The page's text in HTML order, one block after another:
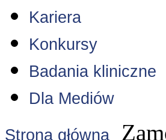
Kariera
Konkursy
Badania kliniczne
Dla Mediów
Strona główna